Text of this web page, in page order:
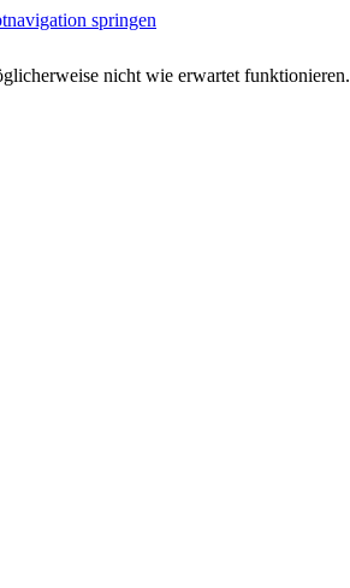
springen
nicht wie erwartet funktionieren.